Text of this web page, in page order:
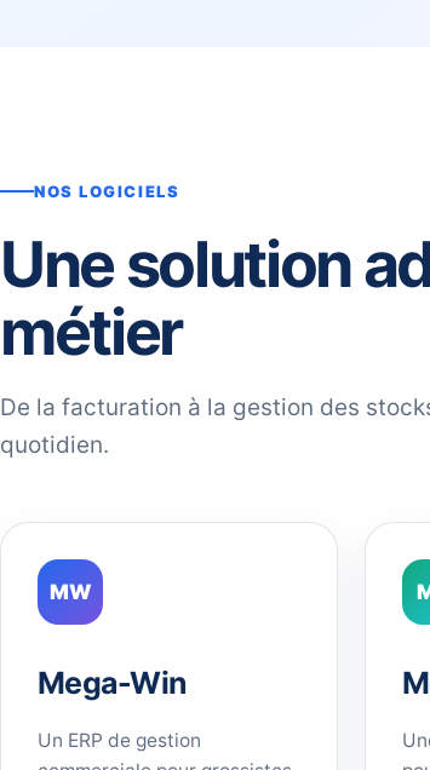
NOS LOGICIELS
Une solution
métier
De la facturation à la gestion des
quotidien.
MW
Mega-Win
Un ERP de gestion